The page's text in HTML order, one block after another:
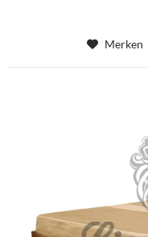
Merken